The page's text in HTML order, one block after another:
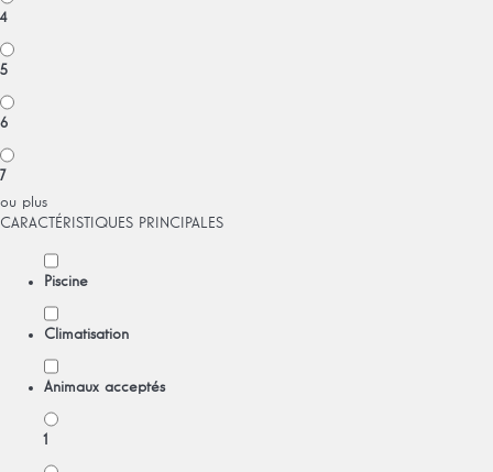
4
5
6
7
ou plus
CARACTÉRISTIQUES PRINCIPALES
Piscine
Climatisation
Animaux acceptés
1